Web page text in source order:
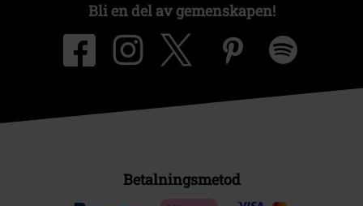
Bli en del av gemenskapen!
Betalningsmetod